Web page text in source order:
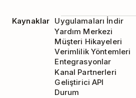
Kaynaklar Uygulamaları İndir
Yardım Merkezi
Müşteri Hikayeleri
Verimlilik Yöntemleri
Entegrasyonlar
Kanal Partnerleri
Geliştirici API
Durum